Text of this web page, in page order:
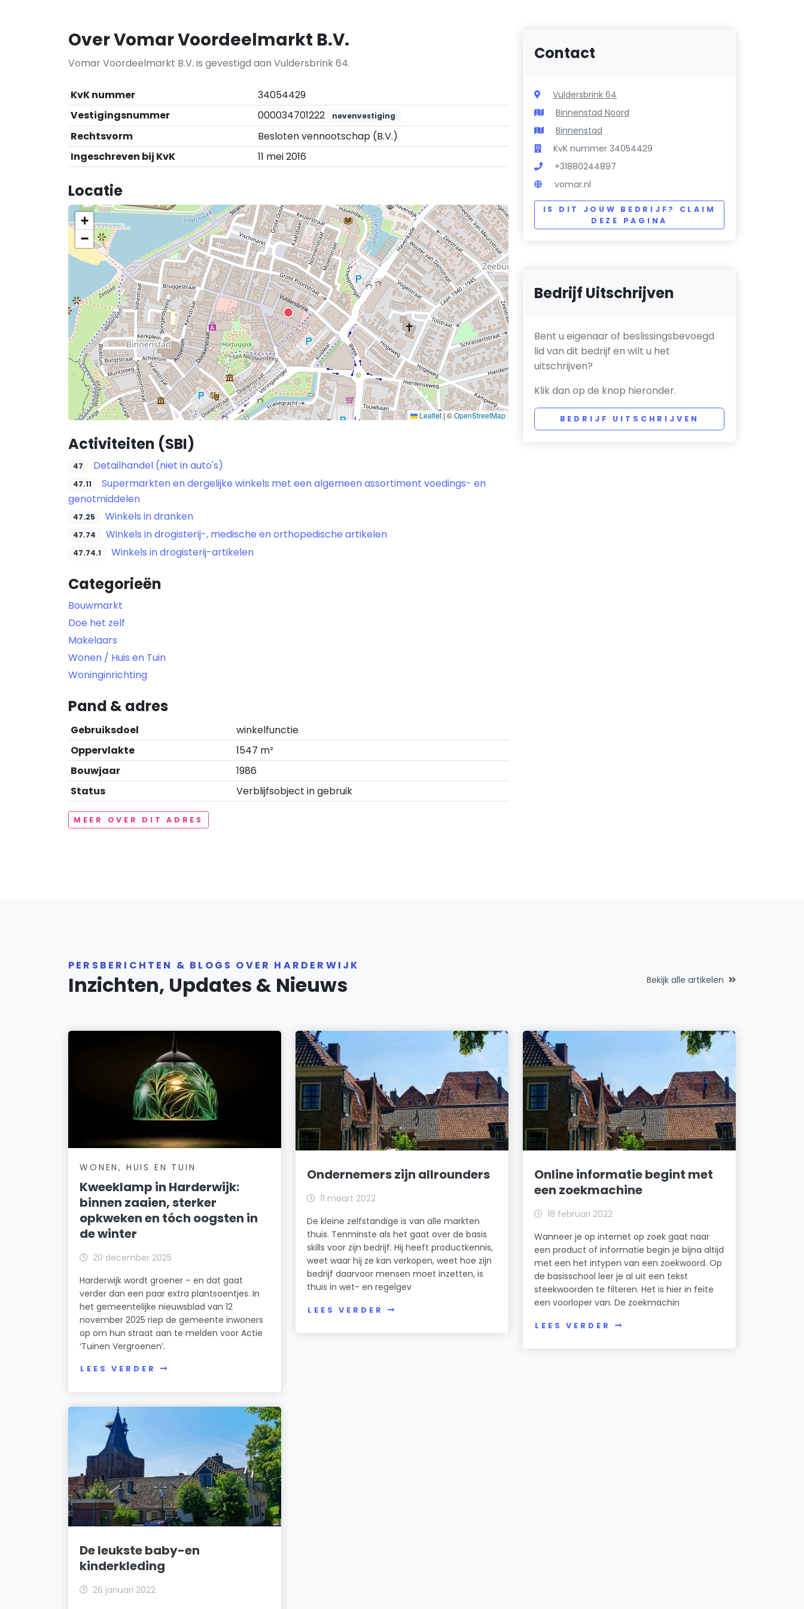
Over Vomar Voordeelmarkt B.V.
Vomar Voordeelmarkt B.V. is gevestigd aan Vuldersbrink 64.
KvK nummer
34054429
Vestigingsnummer
000034701222 nevenvestiging
Rechtsvorm
Besloten vennootschap (B.V.)
Ingeschreven bij KvK
11 mei 2016
Locatie
+
−
Leaflet | ©OpenStreetMap
Activiteiten (SBI)
47 Detailhandel (niet in auto's)
47.11
Supermarkten en dergelijke winkels met een algemeen assortiment voedings- en
genotmiddelen
47.25 Winkels in dranken
47.74 Winkels in drogisterij-, medische en orthopedische artikelen
47.74.1 Winkels in drogisterij-artikelen
Categorieën
Bouwmarkt
Doe het zelf
Makelaars
Wonen / Huis en Tuin
Woninginrichting
Pand & adres
Gebruiksdoel
winkelfunctie
Oppervlakte
1547 m²
Bouwjaar
1986
Status
Verblijfsobject in gebruik
MEER OVER DIT ADRES
Contact
Vuldersbrink 64
Binnenstad Noord
Binnenstad
KvK nummer 34054429
+31880244897
vomar.nl
IS DIT JOUW BEDRIJF? CLAIM
DEZE PAGINA
Bedrijf Uitschrijven
Bent u eigenaar of beslissingsbevoegd
lid van dit bedrijf en wilt u het
uitschrijven?
Klik dan op de knop hieronder.
BEDRIJF UITSCHRIJVEN
PERSBERICHTEN & BLOGS OVER HARDERWIJK
Inzichten, Updates & Nieuws Bekijk alle artikelen
WONEN, HUIS EN TUIN
Kweeklamp in Harderwijk:
binnen zaaien, sterker
opkweken en tóch oogsten in
de winter
20 december 2025
Harderwijk wordt groener – en dat gaat
verder dan een paar extra plantsoentjes. In
het gemeentelijke nieuwsblad van 12
november 2025 riep de gemeente inwoners
op om hun straat aan te melden voor Actie
‘Tuinen Vergroenen’.
LEES VERDER
Ondernemers zijn allrounders
11 maart 2022
De kleine zelfstandige is van alle markten
thuis. Tenminste als het gaat over de basis
skills voor zijn bedrijf. Hij heeft productkennis,
weet waar hij ze kan verkopen, weet hoe zijn
bedrijf daarvoor mensen moet inzetten, is
thuis in wet- en regelgev
LEES VERDER
Online informatie begint met
een zoekmachine
18 februari 2022
Wanneer je op internet op zoek gaat naar
een product of informatie begin je bijna altijd
met een het intypen van een zoekwoord. Op
de basisschool leer je al uit een tekst
steekwoorden te filteren. Het is hier in feite
een voorloper van. De zoekmachin
LEES VERDER
De leukste baby-en
kinderkleding
26 januari 2022